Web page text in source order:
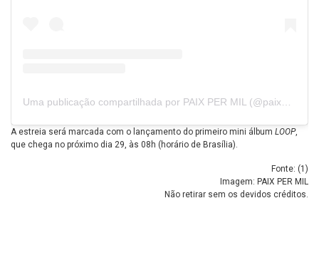
A estreia será marcada com o lançamento do primeiro mini álbum LOOP,
que chega no próximo dia 29, às 08h (horário de Brasília).
Fonte: (1 )
Imagem: PAIX PER MIL
Não retirar sem os devidos créditos.